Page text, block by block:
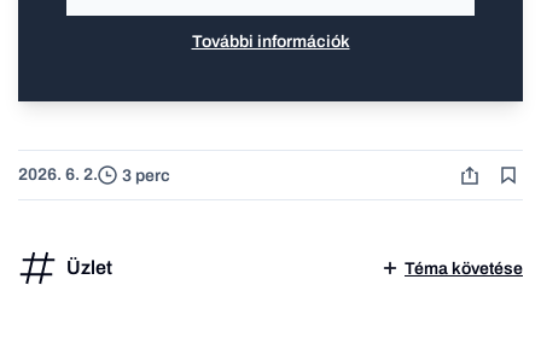
További információk
2026. 6. 2. 3 perc
Üzlet Téma követése